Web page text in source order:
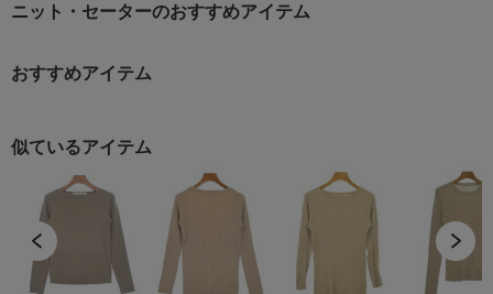
ニット・セーターのおすすめアイテム
おすすめアイテム